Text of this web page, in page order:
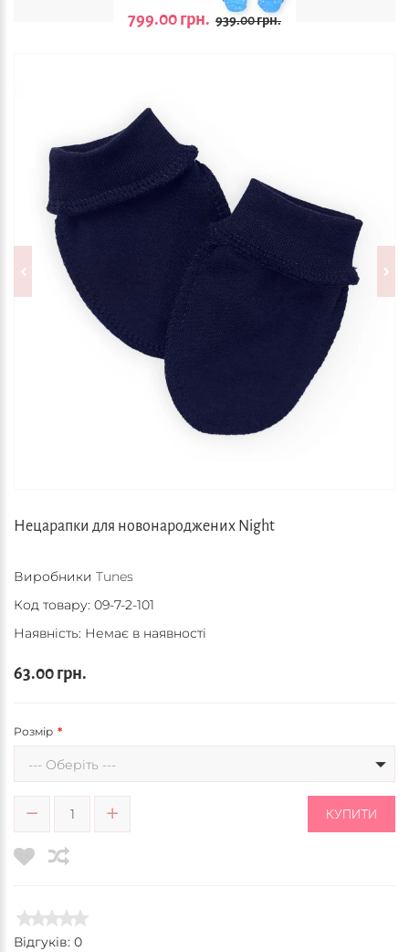
799.00 грн. 939.00 грн.
Нецарапки для новонароджених Night
Виробники Tunes
Код товару: 09-7-2-101
Наявність: Немає в наявності
63.00 грн.
Розмір
--- Оберіть ---
КУПИТИ
Відгуків: 0